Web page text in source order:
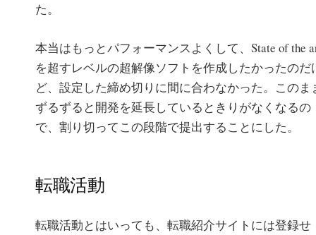
た。
本当はもっとパフォーマンスよくして、State of the
を超すレベルの超解像ソフトを作成したかったのだ
ど、設定した締め切りに間に合わなかった。このま
ずるずると開発を延長しているときりがなくなるの
で、割り切ってこの段階で提出することにした。
転職活動
転職活動とはいっても、転職紹介サイトには登録せ